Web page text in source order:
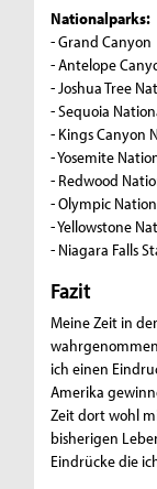
Nationalparks:
- Grand Canyon
- Antelope
- Joshua Tree
- Sequoia
- Kings Canyon
- Yosemite
- Redwood
- Olympic
- Yellowstone
- Niagara Falls
Fazit
Meine Zeit in
ich einen
Amerika
Zeit dort wohl
bisherigen
Eindrücke die